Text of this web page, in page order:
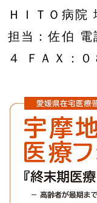
ＨＩＴＯ病院
担当：佐伯 電
４ ＦＡＸ：０